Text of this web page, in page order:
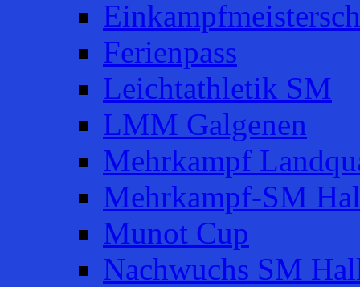
Ferienpass
Leichtathletik SM
LMM Galgenen
Mehrkampf
Mehrkampf-SM
Munot Cup
Nachwuchs SM